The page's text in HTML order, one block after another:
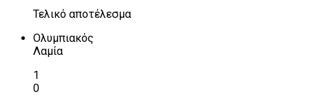
Τελικό αποτέλεσμα
Ολυμπιακός
Λαμία
1
0